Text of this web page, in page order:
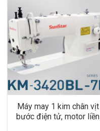
Máy may 1 kim chân vịt
bước điện tử, motor liền